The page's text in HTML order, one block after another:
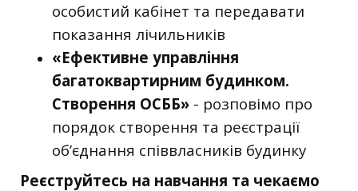
особистий кабінет та передавати
показання лічильників
«Ефективне управління
багатоквартирним будинком.
Створення ОСББ» - розповімо про
порядок створення та реєстрації
об’єднання співвласників будинку
Реєструйтесь на навчання та чекаємо